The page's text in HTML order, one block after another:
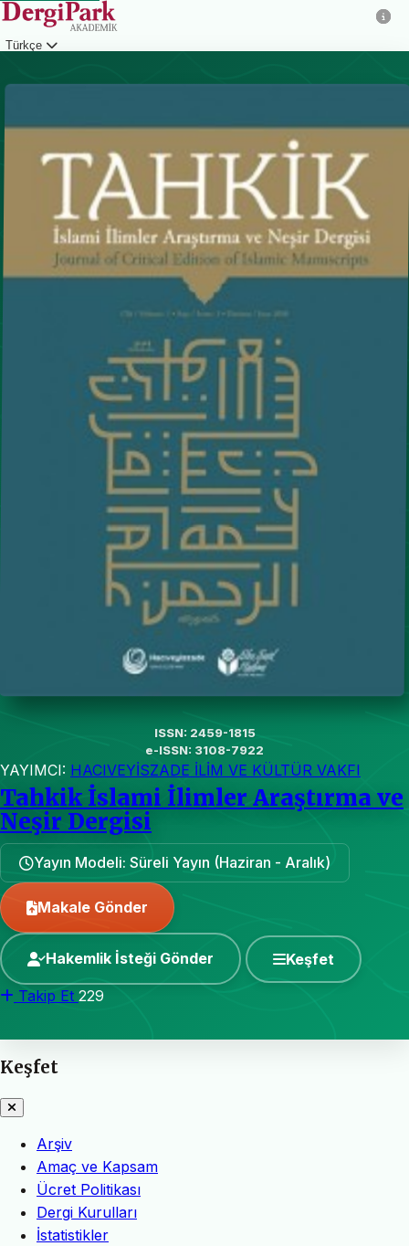
Türkçe
ISSN: 2459-1815
e-ISSN: 3108-7922
YAYIMCI: HACIVEYİSZADE İLİM VE KÜLTÜR VAKFI
Tahkik İslami İlimler Araştırma ve
Neşir Dergisi
Yayın Modeli: Süreli Yayın (Haziran - Aralık)
Makale Gönder
Hakemlik İsteği Gönder Keşfet
Takip Et 229
Keşfet
Arşiv
Amaç ve Kapsam
Ücret Politikası
Dergi Kurulları
İstatistikler